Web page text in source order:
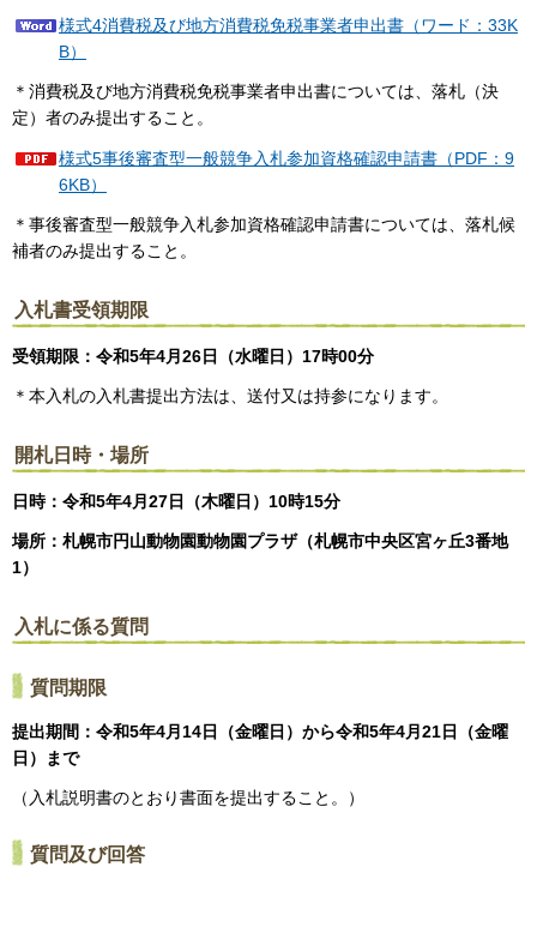
様式4消費税及び地方消費税免税事業者申出書（ワード：33K
B）
＊消費税及び地方消費税免税事業者申出書については、落札（決
定）者のみ提出すること。
様式5事後審査型一般競争入札参加資格確認申請書（PDF：9
6KB）
＊事後審査型一般競争入札参加資格確認申請書については、落札候
補者のみ提出すること。
入札書受領期限
受領期限：令和5年4月26日（水曜日）17時00分
＊本入札の入札書提出方法は、送付又は持参になります。
開札日時・場所
日時：令和5年4月27日（木曜日）10時15分
場所：札幌市円山動物園動物園プラザ（札幌市中央区宮ヶ丘3番地
1）
入札に係る質問
質問期限
提出期間：令和5年4月14日（金曜日）から令和5年4月21日（金曜
日）まで
（入札説明書のとおり書面を提出すること。）
質問及び回答